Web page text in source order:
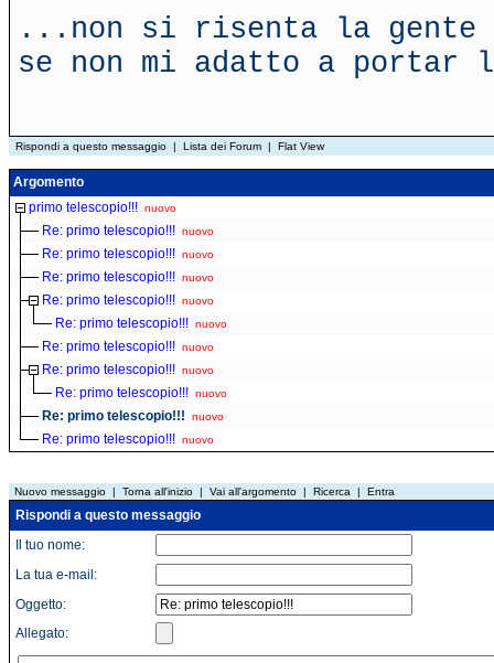
...non si risenta la gente
se non mi adatto a portar
Rispondi a questo messaggio | Lista dei Forum | Flat View
Argomento
primo telescopio!!! nuovo
Re: primo telescopio!!! nuovo
Re: primo telescopio!!! nuovo
Re: primo telescopio!!! nuovo
Re: primo telescopio!!! nuovo
Re: primo telescopio!!! nuovo
Re: primo telescopio!!! nuovo
Re: primo telescopio!!! nuovo
Re: primo telescopio!!! nuovo
Re: primo telescopio!!! nuovo
Re: primo telescopio!!! nuovo
Nuovo messaggio | Torna all'inizio | Vai all'argomento | Ricerca | Entra
Rispondi a questo messaggio
Il tuo nome:
La tua e-mail:
Oggetto:
Allegato: